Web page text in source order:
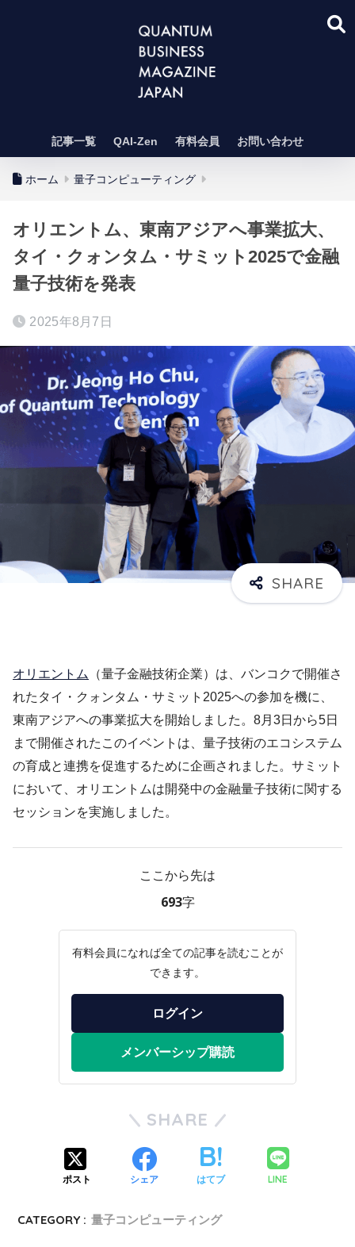
記事一覧 QAI-Zen 有料会員 お問い合わせ
ホーム 量子コンピューティング
オリエントム、東南アジアへ事業拡大、
タイ・クォンタム・サミット2025で金融
量子技術を発表
2025年8月7日
オリエントム
（量子金融技術企業）は、バンコクで開催さ
れたタイ・クォンタム・サミット2025への参加を機に、
東南アジアへの事業拡大を開始しました。8月3日から5日
まで開催されたこのイベントは、量子技術のエコシステム
の育成と連携を促進するために企画されました。サミット
において、オリエントムは開発中の金融量子技術に関する
セッションを実施しました。
ここから先は
693字
有料会員になれば全ての記事を読むことが
できます。
ログイン
メンバーシップ購読
SHARE
ポスト シェア はてブ LINE
CATEGORY : 量子コンピューティング